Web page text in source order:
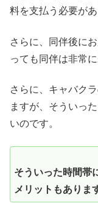
料を支払う必要があ
さらに、同伴後に
っても同伴は非常
さらに、キャバク
ますが、そういっ
いのです。
そういった時間帯
メリットもありま